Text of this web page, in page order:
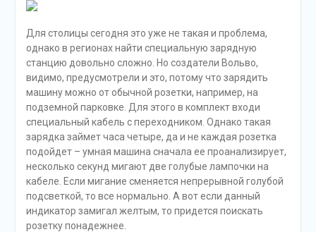
управление рядом рычагом передач. Итак, перечислим
Pure;
Hybrid;
Power
Начнем с режима Pure, в котором машина двигается
исключительно за счет заряда аккумулятора. Это если
верить словам производителя. Однако во время
движения Вольво все равно иногда прибегает к
помощи бензинового движка в автоматическом
режиме. К слову, расход последнего при этом
минимален – 2 литра на сотню километров. Кстати, в
данном режиме машина также автоматически снижает